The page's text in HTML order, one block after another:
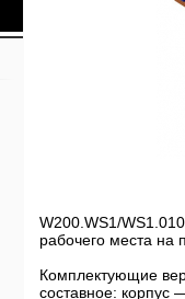
W200.WS1/
рабочего места на
Комплектующие
составное: корпус